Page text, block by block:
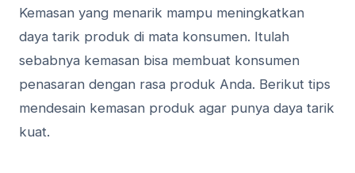
Kemasan yang menarik mampu meningkatkan
daya tarik produk di mata konsumen. Itulah
sebabnya kemasan bisa membuat konsumen
penasaran dengan rasa produk Anda. Berikut tips
mendesain kemasan produk agar punya daya tarik
kuat.